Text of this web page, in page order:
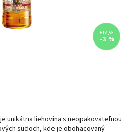
€17,55
–3 %
unikátna liehovina s neopakovateľnou
sudoch, kde je obohacovaný